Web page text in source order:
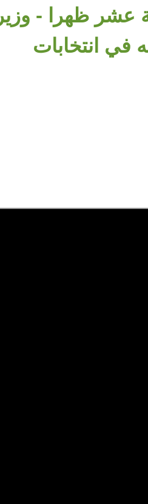
عشر ظهرا - وزير
في انتخابات